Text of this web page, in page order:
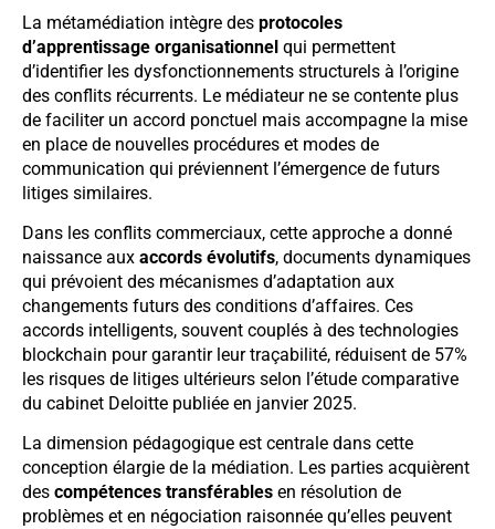
La métamédiation intègre des protocoles
d’apprentissage organisationnel qui permettent
d’identifier les dysfonctionnements structurels à l’origine
des conflits récurrents. Le médiateur ne se contente plus
de faciliter un accord ponctuel mais accompagne la mise
en place de nouvelles procédures et modes de
communication qui préviennent l’émergence de futurs
litiges similaires.
Dans les conflits commerciaux, cette approche a donné
naissance aux accords évolutifs, documents dynamiques
qui prévoient des mécanismes d’adaptation aux
changements futurs des conditions d’affaires. Ces
accords intelligents, souvent couplés à des technologies
blockchain pour garantir leur traçabilité, réduisent de 57%
les risques de litiges ultérieurs selon l’étude comparative
du cabinet Deloitte publiée en janvier 2025.
La dimension pédagogique est centrale dans cette
conception élargie de la médiation. Les parties acquièrent
des compétences transférables en résolution de
problèmes et en négociation raisonnée qu’elles peuvent